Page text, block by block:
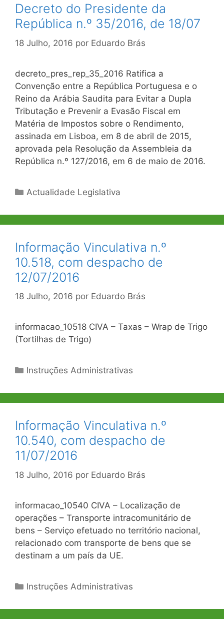
Decreto do Presidente da
República n.º 35/2016, de 18/07
18 Julho, 2016 por Eduardo Brás
decreto_pres_rep_35_2016 Ratifica a
Convenção entre a República Portuguesa e o
Reino da Arábia Saudita para Evitar a Dupla
Tributação e Prevenir a Evasão Fiscal em
Matéria de Impostos sobre o Rendimento,
assinada em Lisboa, em 8 de abril de 2015,
aprovada pela Resolução da Assembleia da
República n.º 127/2016, em 6 de maio de 2016.
Categorias
Actualidade Legislativa
Informação Vinculativa n.º
10.518, com despacho de
12/07/2016
18 Julho, 2016 por Eduardo Brás
informacao_10518 CIVA – Taxas – Wrap de Trigo
(Tortilhas de Trigo)
Categorias
Instruções Administrativas
Informação Vinculativa n.º
10.540, com despacho de
11/07/2016
18 Julho, 2016 por Eduardo Brás
informacao_10540 CIVA – Localização de
operações – Transporte intracomunitário de
bens – Serviço efetuado no território nacional,
relacionado com transporte de bens que se
destinam a um país da UE.
Categorias
Instruções Administrativas